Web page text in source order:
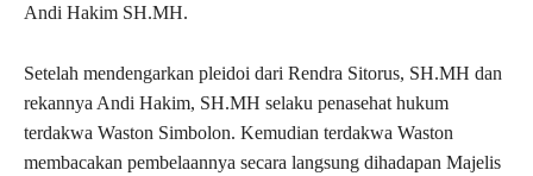
Andi Hakim SH.MH.
Setelah mendengarkan pleidoi dari Rendra Sitorus, SH.MH dan
rekannya Andi Hakim, SH.MH selaku penasehat hukum
terdakwa Waston Simbolon. Kemudian terdakwa Waston
membacakan pembelaannya secara langsung dihadapan Majelis